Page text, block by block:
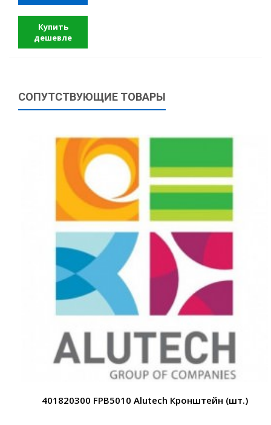
Купить
дешевле
СОПУТСТВУЮЩИЕ ТОВАРЫ
401820300 FPB5010 Alutech Кронштейн (шт.)